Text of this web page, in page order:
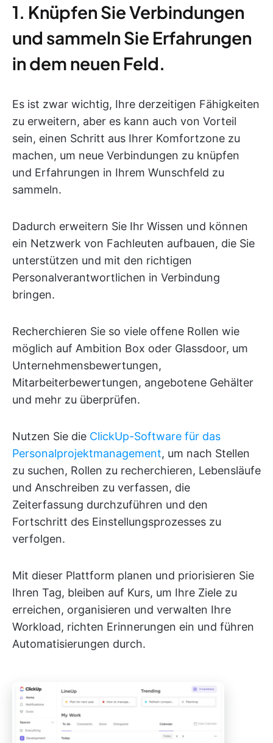
1. Knüpfen Sie Verbindungen
und sammeln Sie Erfahrungen
in dem neuen Feld.
Es ist zwar wichtig, Ihre derzeitigen Fähigkeiten
zu erweitern, aber es kann auch von Vorteil
sein, einen Schritt aus Ihrer Komfortzone zu
machen, um neue Verbindungen zu knüpfen
und Erfahrungen in Ihrem Wunschfeld zu
sammeln.
Dadurch erweitern Sie Ihr Wissen und können
ein Netzwerk von Fachleuten aufbauen, die Sie
unterstützen und mit den richtigen
Personalverantwortlichen in Verbindung
bringen.
Recherchieren Sie so viele offene Rollen wie
möglich auf Ambition Box oder Glassdoor, um
Unternehmensbewertungen,
Mitarbeiterbewertungen, angebotene Gehälter
und mehr zu überprüfen.
Nutzen Sie die ClickUp-Software für das
Personalprojektmanagement, um nach Stellen
zu suchen, Rollen zu recherchieren, Lebensläufe
und Anschreiben zu verfassen, die
Zeiterfassung durchzuführen und den
Fortschritt des Einstellungsprozesses zu
verfolgen.
Mit dieser Plattform planen und priorisieren Sie
Ihren Tag, bleiben auf Kurs, um Ihre Ziele zu
erreichen, organisieren und verwalten Ihre
Workload, richten Erinnerungen ein und führen
Automatisierungen durch.